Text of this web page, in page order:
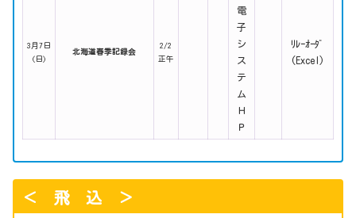
3月7日
(日)
北海道春季記録会
2/2
正午
電
子
シ
ス
テ
ム
Ｈ
Ｐ
ﾘﾚｰｵｰﾀﾞ
(Excel)
＜ 飛 込 ＞